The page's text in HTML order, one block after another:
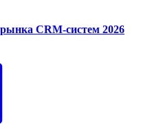
CRM-систем 2026